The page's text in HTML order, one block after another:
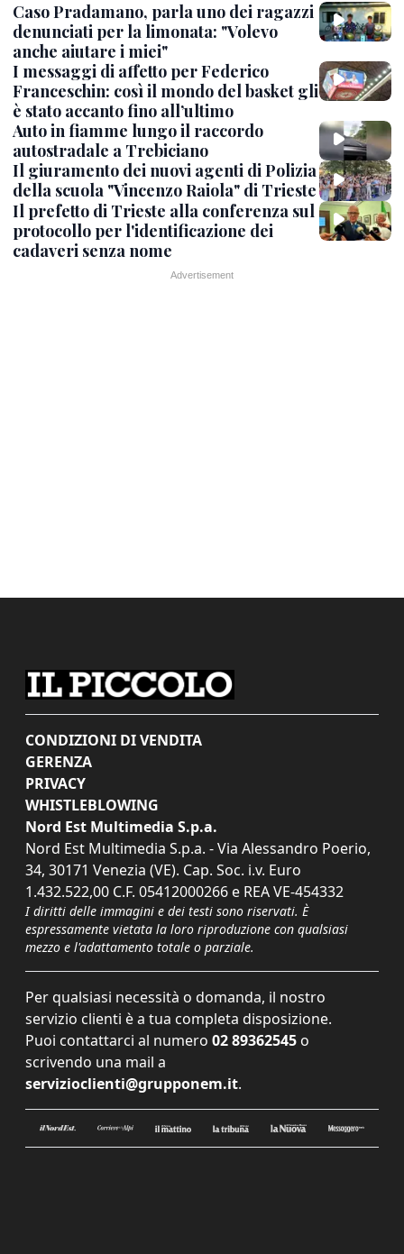
Caso Pradamano, parla uno dei ragazzi
denunciati per la limonata: "Volevo
anche aiutare i miei"
I messaggi di affetto per Federico
Franceschin: così il mondo del basket gli
è stato accanto fino all’ultimo
Auto in fiamme lungo il raccordo
autostradale a Trebiciano
Il giuramento dei nuovi agenti di Polizia
della scuola "Vincenzo Raiola" di Trieste
Il prefetto di Trieste alla conferenza sul
protocollo per l'identificazione dei
cadaveri senza nome
CONDIZIONI DI VENDITA
GERENZA
PRIVACY
WHISTLEBLOWING
Nord Est Multimedia S.p.a.
Nord Est Multimedia S.p.a. - Via Alessandro Poerio,
34, 30171 Venezia (VE). Cap. Soc. i.v. Euro
1.432.522,00 C.F. 05412000266 e REA VE-454332
I diritti delle immagini e dei testi sono riservati. È
espressamente vietata la loro riproduzione con qualsiasi
mezzo e l'adattamento totale o parziale.
Per qualsiasi necessità o domanda, il nostro
servizio clienti è a tua completa disposizione.
Puoi contattarci al numero 02 89362545 o
scrivendo una mail a
servizioclienti@grupponem.it.